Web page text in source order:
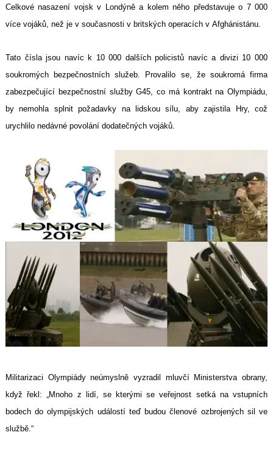
Celkové nasazení vojsk v Londýně a kolem něho představuje o 7 000
více vojáků, než je v současnosti v britských operacích v Afghánistánu.
Tato čísla jsou navíc k 10 000 dalších policistů navíc a divizi 10 000
soukromých bezpečnostních služeb. Provalilo se, že soukromá firma
zabezpečující bezpečnostní služby G45, co má kontrakt na Olympiádu,
by nemohla splnit požadavky na lidskou sílu, aby zajistila Hry, což
urychlilo nedávné povolání dodatečných vojáků.
Militarizaci Olympiády neúmyslně vyzradil mluvčí Ministerstva obrany,
když řekl: „Mnoho z lidí, se kterými se veřejnost setká na vstupních
bodech do olympijských událostí teď budou členové ozbrojených sil ve
službě.“